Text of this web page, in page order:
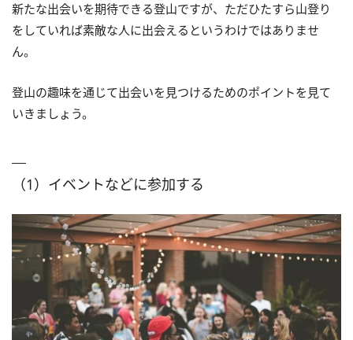
新たな出会いを期待できる登山ですが、ただひたすら山登り
をしていれば素敵な人に出会えるというわけではありませ
ん。
登山の趣味を通じて出会いを見つけるためのポイントを見て
いきましょう。
（1）イベントなどに参加する